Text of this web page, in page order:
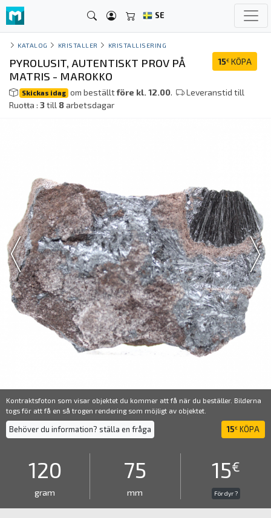
SE
KATALOG KRISTALLER KRISTALLISERING
15€ KÖPA
PYROLUSIT, AUTENTISKT PROV PÅ
MATRIS - MAROKKO
Skickas idag om beställtföre kl. 12.00.
Leveranstid till
Ruoŧŧa : 3till 8arbetsdagar
Kontraktsfoton som visar objektet du kommer att få när du beställer. Bilderna
togs för att få en så trogen rendering som möjligt av objektet.
Behöver du information? ställa en fråga 15€ KÖPA
120
gram
75
mm
15€
För dyr ?